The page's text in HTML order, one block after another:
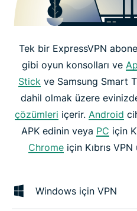
Tek bir ExpressVPN
gibi oyun konsolları ve
Stickve Samsung Smart
dahil olmak üzere
çözümleri içerir. Android
APK edinin veya PC için
Chrome için Kıbrıs
Windows için VPN